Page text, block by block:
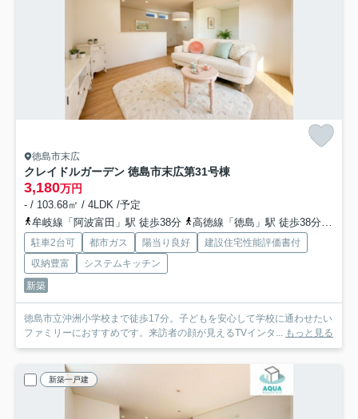
徳島市末広
クレイドルガーデン 徳島市末広第31号棟
3,180万円
- / 103.68㎡ / 4LDK /予定
牟岐線「阿波富田」駅 徒歩38分
高徳線「徳島」駅 徒歩38分
駐車2台可 都市ガス 陽当り良好
建設住宅性能評価書付
収納豊富
システムキッチン
新築
徳島市立沖洲小学校まで徒歩17分。子どもを安心して学校に通わせたい
ファミリーにおすすめです。来訪者の顔が見えるTVインタ... もっと見る
新築一戸建